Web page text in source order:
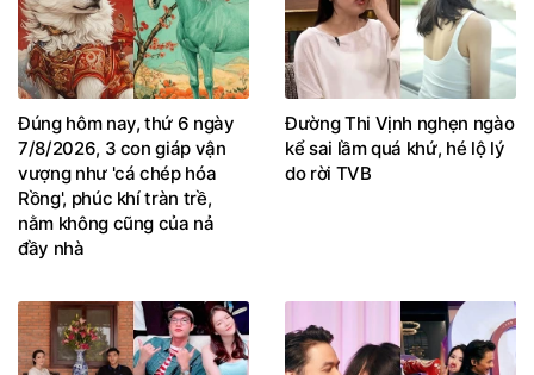
Đúng hôm nay, thứ 6 ngày
7/8/2026, 3 con giáp vận
vượng như 'cá chép hóa
Rồng', phúc khí tràn trề,
nằm không cũng của nả
đầy nhà
Đường Thi Vịnh nghẹn ngào
kể sai lầm quá khứ, hé lộ lý
do rời TVB